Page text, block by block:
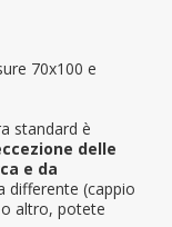
70x100 e
standard è
delle
e da
differente (cappio
altro, potete